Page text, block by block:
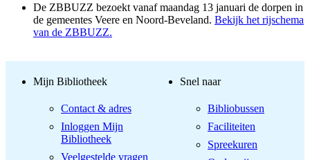
De ZBBUZZ bezoekt vanaf maandag 13 januari de dorpen in
de gemeentes Veere en Noord-Beveland. Bekijk het rijschema
van de ZBBUZZ.
Mijn Bibliotheek
Contact & adres
Inloggen Mijn
Bibliotheek
Veelgestelde vragen
Snel naar
Bibliobussen
Faciliteiten
Spreekuren